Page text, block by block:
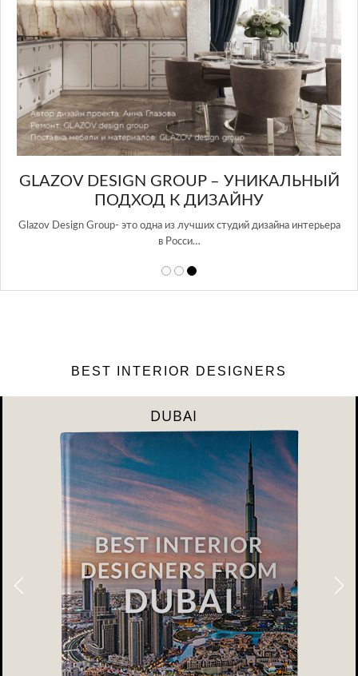
GLAZOV DESIGN GROUP – УНИКАЛЬНЫЙ
ПОДХОД К ДИЗАЙНУ
Glazov Design Group- это одна из лучших студий дизайна интерьера
в Росси…
BEST INTERIOR DESIGNERS
DUBAI